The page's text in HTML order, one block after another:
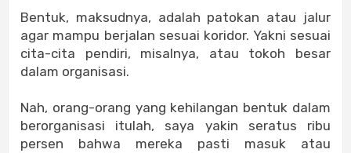
Bentuk, maksudnya, adalah patokan atau jalur
agar mampu berjalan sesuai koridor. Yakni sesuai
cita-cita pendiri, misalnya, atau tokoh besar
dalam organisasi.
Nah, orang-orang yang kehilangan bentuk dalam
berorganisasi itulah, saya yakin seratus ribu
persen bahwa mereka pasti masuk atau